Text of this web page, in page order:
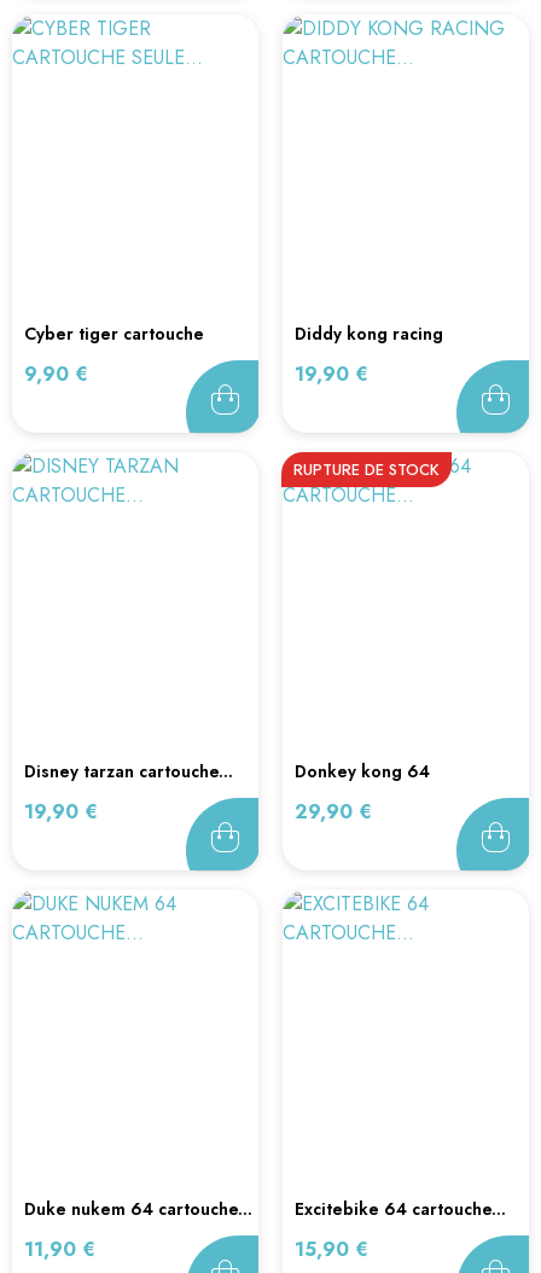
cyber tiger cartouche
Prix
9,90 €
diddy kong racing
Prix
19,90 €
disney tarzan cartouche...
Prix
19,90 €
donkey kong 64
Prix
29,90 €
RUPTURE DE STOCK
duke nukem 64 cartouche...
Prix
11,90 €
excitebike 64 cartouche...
Prix
15,90 €